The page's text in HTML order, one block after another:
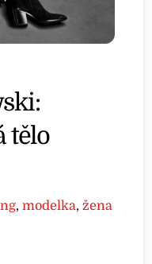
tělo
,modelka, žena